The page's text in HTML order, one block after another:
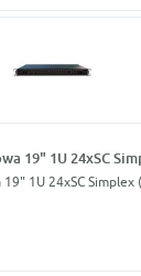
19" 1U 24xSC
1U 24xSC Simplex